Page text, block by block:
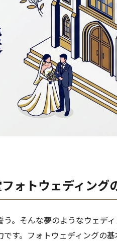
ォトウェディング
。そんな夢のようなウェデ
す。フォトウェディングの